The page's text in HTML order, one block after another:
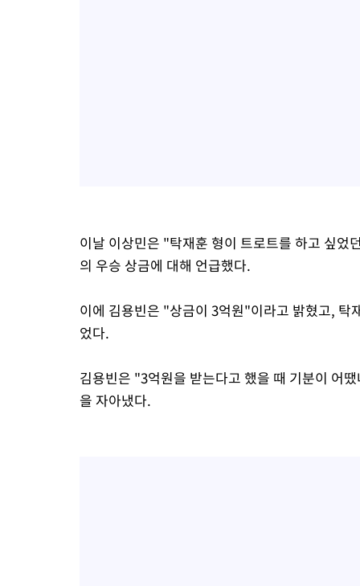
이날 이상민은 "탁재훈 형이 트로트를 하고 싶
의 우승 상금에 대해 언급했다.
이에 김용빈은 "상금이 3억원"이라고 밝혔고,
었다.
김용빈은 "3억원을 받는다고 했을 때 기분이 어
을 자아냈다.